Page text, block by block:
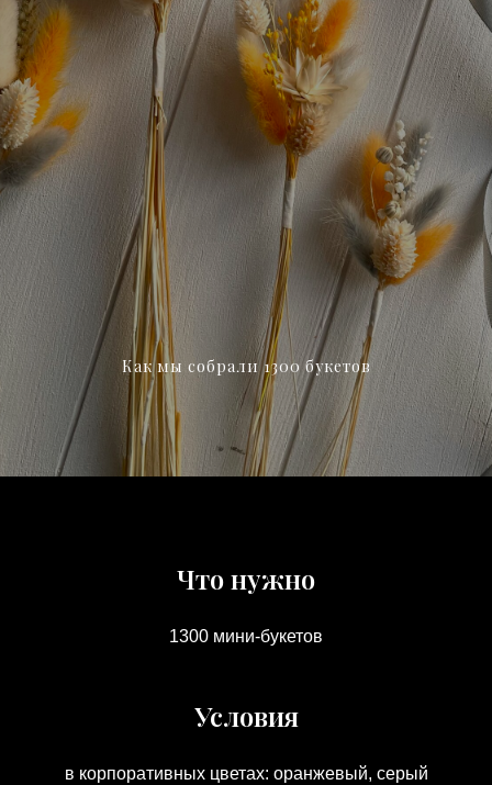
Как мы собрали 1300 букетов
Что нужно
1300 мини-букетов
Условия
в корпоративных цветах: оранжевый, серый